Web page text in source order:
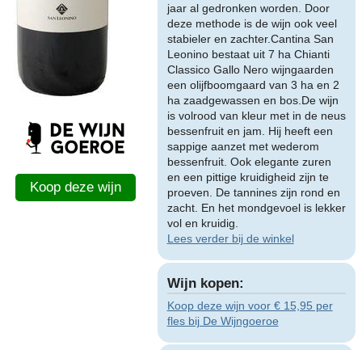
Koop deze wijn
jaar al gedronken worden. Door
deze methode is de wijn ook veel
stabieler en zachter.Cantina San
Leonino bestaat uit 7 ha Chianti
Classico Gallo Nero wijngaarden
een olijfboomgaard van 3 ha en 2
ha zaadgewassen en bos.De wijn
is volrood van kleur met in de neus
bessenfruit en jam. Hij heeft een
sappige aanzet met wederom
bessenfruit. Ook elegante zuren
en een pittige kruidigheid zijn te
proeven. De tannines zijn rond en
zacht. En het mondgevoel is lekker
vol en kruidig.
Lees verder bij de winkel
Wijn kopen:
Koop deze wijn voor € 15,95 per
fles bij De Wijngoeroe